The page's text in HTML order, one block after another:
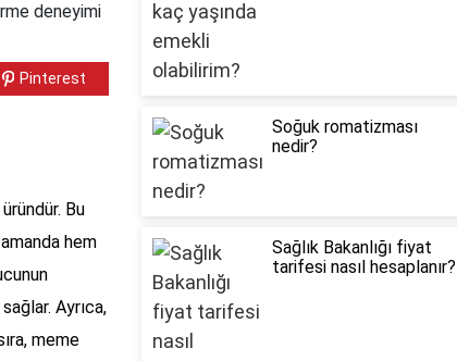
deneyimi
Pinterest
Bu
hem
Ayrıca,
meme
Soğuk romatizması
nedir?
Sağlık Bakanlığı fiyat
tarifesi nasıl hesaplanır?